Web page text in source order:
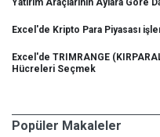
Yatırım Araçlarının Aylara Göre
Excel'de Kripto Para Piyasası
Excel'de TRIMRANGE
Hücreleri Seçmek
Popüler Makaleler